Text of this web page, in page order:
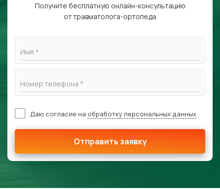
Получите бесплатную онлайн-консультацию
от травматолога-ортопеда
Имя *
Номер телефона *
Даю согласие на обработку персональных данных
Отправить заявку